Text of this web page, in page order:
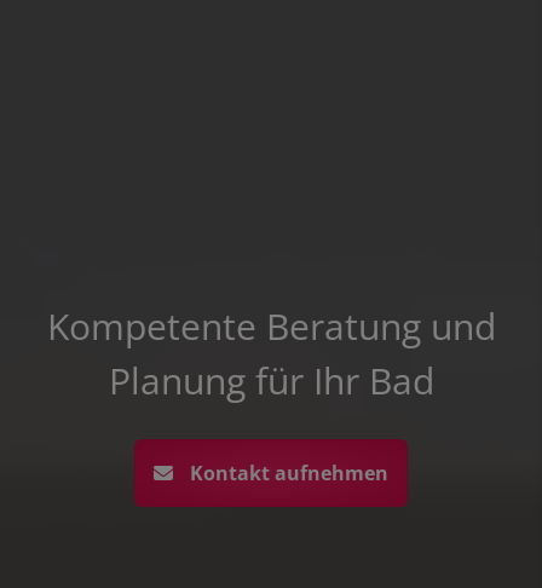
Kompetente Beratung und
Planung für Ihr Bad
Kontakt aufnehmen